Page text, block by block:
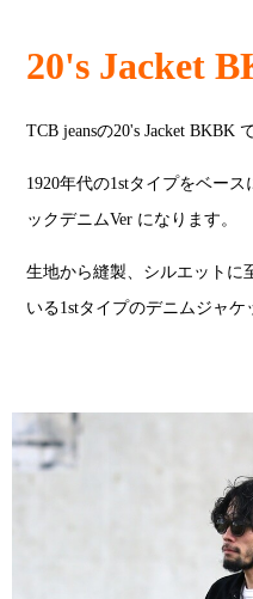
20's Jacket
TCB jeansの20's Jacket BKBK
1920年代の1stタイプをベース
ックデニムVer になります。
生地から縫製、シルエットに
いる1stタイプのデニムジャケ